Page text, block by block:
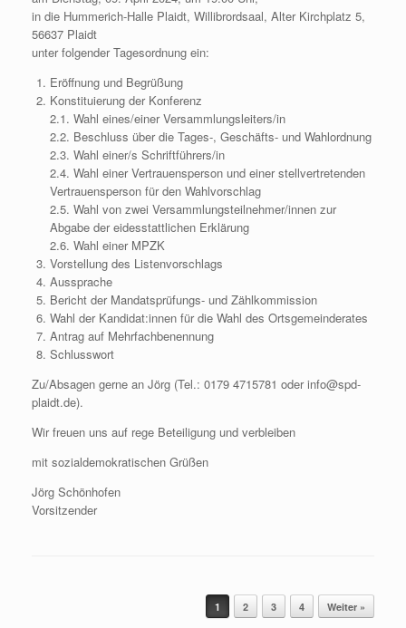
in die Hummerich-Halle Plaidt, Willibrordsaal, Alter Kirchplatz 5,
56637 Plaidt
unter folgender Tagesordnung ein:
Eröffnung und Begrüßung
Konstituierung der Konferenz
2.1. Wahl eines/einer Versammlungsleiters/in
2.2. Beschluss über die Tages-, Geschäfts- und Wahlordnung
2.3. Wahl einer/s Schriftführers/in
2.4. Wahl einer Vertrauensperson und einer stellvertretenden
Vertrauensperson für den Wahlvorschlag
2.5. Wahl von zwei Versammlungsteilnehmer/innen zur
Abgabe der eidesstattlichen Erklärung
2.6. Wahl einer MPZK
Vorstellung des Listenvorschlags
Aussprache
Bericht der Mandatsprüfungs- und Zählkommission
Wahl der Kandidat:innen für die Wahl des Ortsgemeinderates
Antrag auf Mehrfachbenennung
Schlusswort
Zu/Absagen gerne an Jörg (Tel.: 0179 4715781 oder info@spd-
plaidt.de).
Wir freuen uns auf rege Beteiligung und verbleiben
mit sozialdemokratischen Grüßen
Jörg Schönhofen
Vorsitzender
1 2 3 4 Weiter »